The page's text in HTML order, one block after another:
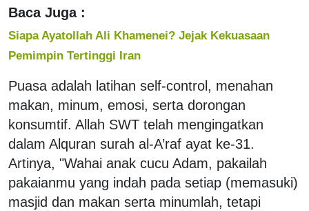
Baca Juga :
Siapa Ayatollah Ali Khamenei? Jejak Kekuasaan
Pemimpin Tertinggi Iran
Puasa adalah latihan self-control, menahan
makan, minum, emosi, serta dorongan
konsumtif. Allah SWT telah mengingatkan
dalam Alquran surah al-A’raf ayat ke-31.
Artinya, "Wahai anak cucu Adam, pakailah
pakaianmu yang indah pada setiap (memasuki)
masjid dan makan serta minumlah, tetapi